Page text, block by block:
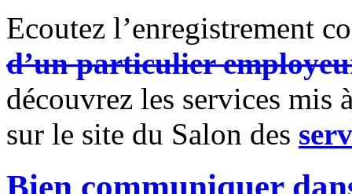
Ecoutez l’enregistrement
d’un particulier
découvrez les services
sur le site du Salon des
Bien communiquer